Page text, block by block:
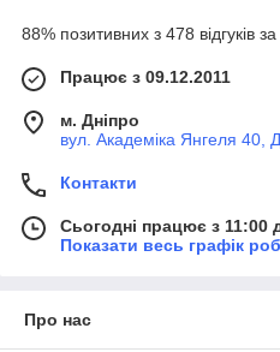
88% позитивних з 478 відгуків за
Працює з 09.12.2011
м. Дніпро
вул. Академіка Янгеля 40,
Контакти
Сьогодні працює з 11:00
Показати весь графік
Про нас